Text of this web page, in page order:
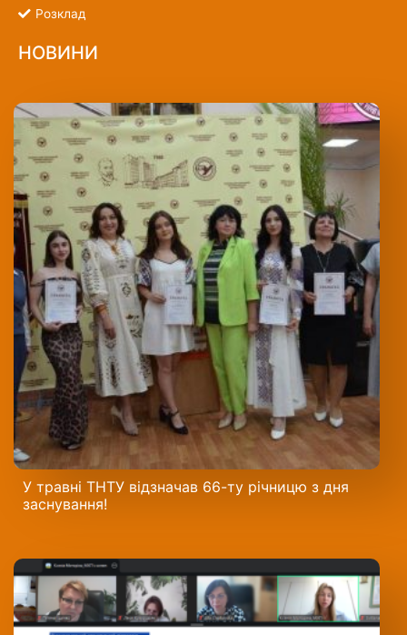
Розклад
НОВИНИ
У травні ТНТУ відзначав 66-ту річницю з дня
заснування!